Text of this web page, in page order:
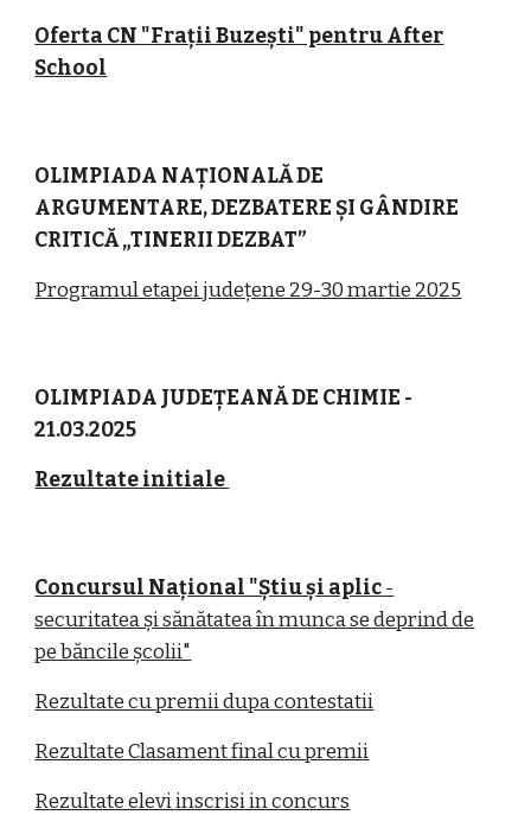
Oferta CN "Frații Buzești" pentru After
School
OLIMPIADA NAȚIONALĂ DE
ARGUMENTARE, DEZBATERE ȘI GÂNDIRE
CRITICĂ „TINERII DEZBAT”
Programul etapei județene 29-30 martie 2025
OLIMPIADA JUDEȚEANĂ DE CHIMIE -
21.03.2025
Rezultate initiale
Concursul Național "Știu și aplic-
securitatea și sănătatea în munca se deprind de
pe băncile școlii"
Rezultate cu premii dupa contestatii
Rezultate Clasament final cu premii
Rezultate elevi inscrisi in concurs